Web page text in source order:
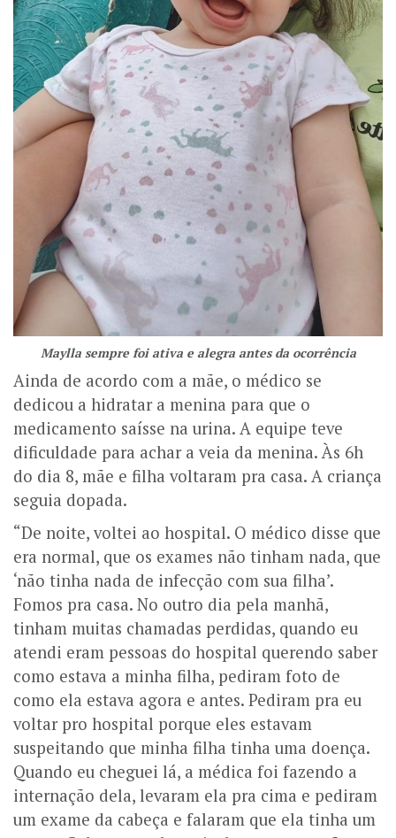
Maylla sempre foi ativa e alegra antes da ocorrência
Ainda de acordo com a mãe, o médico se
dedicou a hidratar a menina para que o
medicamento saísse na urina. A equipe teve
dificuldade para achar a veia da menina. Às 6h
do dia 8, mãe e filha voltaram pra casa. A criança
seguia dopada.
“De noite, voltei ao hospital. O médico disse que
era normal, que os exames não tinham nada, que
‘não tinha nada de infecção com sua filha’.
Fomos pra casa. No outro dia pela manhã,
tinham muitas chamadas perdidas, quando eu
atendi eram pessoas do hospital querendo saber
como estava a minha filha, pediram foto de
como ela estava agora e antes. Pediram pra eu
voltar pro hospital porque eles estavam
suspeitando que minha filha tinha uma doença.
Quando eu cheguei lá, a médica foi fazendo a
internação dela, levaram ela pra cima e pediram
um exame da cabeça e falaram que ela tinha um